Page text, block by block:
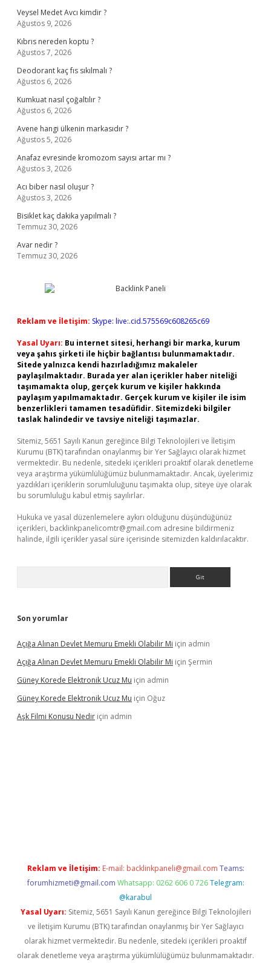
Veysel Medet Avcı kimdir ?
Ağustos 9, 2026
Kıbrıs nereden koptu ?
Ağustos 7, 2026
Deodorant kaç fıs sıkılmalı ?
Ağustos 6, 2026
Kumkuat nasıl çoğaltılır ?
Ağustos 6, 2026
Avene hangi ülkenin markasıdır ?
Ağustos 5, 2026
Anafaz evresinde kromozom sayısı artar mı ?
Ağustos 3, 2026
Acı biber nasıl oluşur ?
Ağustos 3, 2026
Bisiklet kaç dakika yapılmalı ?
Temmuz 30, 2026
Avar nedir ?
Temmuz 30, 2026
Reklam ve İletişim: Skype: live:.cid.575569c608265c69
Yasal Uyarı: Bu internet sitesi, herhangi bir marka, kurum
veya şahıs şirketi ile hiçbir bağlantısı bulunmamaktadır.
Sitede yalnızca kendi hazırladığımız makaleler
paylaşılmaktadır. Burada yer alan içerikler haber niteliği
taşımamakta olup, gerçek kurum ve kişiler hakkında
paylaşım yapılmamaktadır. Gerçek kurum ve kişiler ile isim
benzerlikleri tamamen tesadüfidir. Sitemizdeki bilgiler
taslak halindedir ve tavsiye niteliği taşımazlar.
Sitemiz, 5651 Sayılı Kanun gereğince Bilgi Teknolojileri ve İletişim
Kurumu (BTK) tarafından onaylanmış bir Yer Sağlayıcı olarak hizmet
vermektedir. Bu nedenle, sitedeki içerikleri proaktif olarak denetleme
veya araştırma yükümlülüğümüz bulunmamaktadır. Ancak, üyelerimiz
yazdıkları içeriklerin sorumluluğunu taşımakta olup, siteye üye olarak
bu sorumluluğu kabul etmiş sayılırlar.
Hukuka ve yasal düzenlemelere aykırı olduğunu düşündüğünüz
içerikleri, backlinkpanelicomtr@gmail.com adresine bildirmeniz
halinde, ilgili içerikler yasal süre içerisinde sitemizden kaldırılacaktır.
Son yorumlar
Açığa Alınan Devlet Memuru Emekli Olabilir Mi için admin
Açığa Alınan Devlet Memuru Emekli Olabilir Mi için Şermin
Güney Korede Elektronik Ucuz Mu için admin
Güney Korede Elektronik Ucuz Mu için Oğuz
Aşk Filmi Konusu Nedir için admin
Reklam ve İletişim: E-mail: backlinkpaneli@gmail.com Teams:
forumhizmeti@gmail.com Whatsapp: 0262 606 0 726 Telegram:
@karabul
Yasal Uyarı: Sitemiz, 5651 Sayılı Kanun gereğince Bilgi Teknolojileri
ve İletişim Kurumu (BTK) tarafından onaylanmış bir Yer Sağlayıcı
olarak hizmet vermektedir. Bu nedenle, sitedeki içerikleri proaktif
olarak denetleme veya araştırma yükümlülüğümüz bulunmamaktadır.